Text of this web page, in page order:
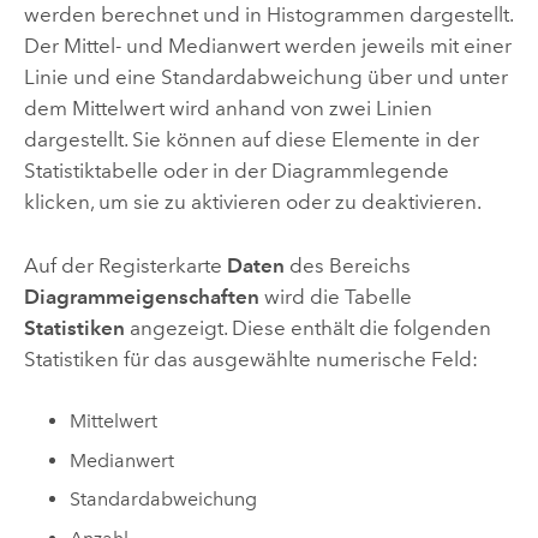
werden berechnet und in Histogrammen dargestellt.
Der Mittel- und Medianwert werden jeweils mit einer
Linie und eine Standardabweichung über und unter
dem Mittelwert wird anhand von zwei Linien
dargestellt. Sie können auf diese Elemente in der
Statistiktabelle oder in der Diagrammlegende
klicken, um sie zu aktivieren oder zu deaktivieren.
Auf der Registerkarte Daten des Bereichs
Diagrammeigenschaften wird die Tabelle
Statistiken angezeigt. Diese enthält die folgenden
Statistiken für das ausgewählte numerische Feld:
Mittelwert
Medianwert
Standardabweichung